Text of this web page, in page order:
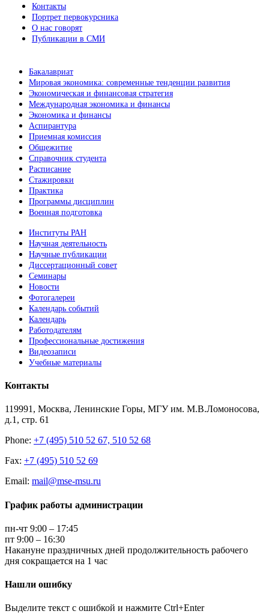
Контакты
Портрет первокурсника
О нас говорят
Публикации в СМИ
Бакалавриат
Мировая экономика: современные тенденции развития
Экономическая и финансовая стратегия
Международная экономика и финансы
Экономика и финансы
Аспирантура
Приемная комиссия
Общежитие
Справочник студента
Расписание
Стажировки
Практика
Программы дисциплин
Военная подготовка
Институты РАН
Научная деятельность
Научные публикации
Диссертационный совет
Семинары
Новости
Фотогалереи
Календарь событий
Календарь
Работодателям
Профессиональные достижения
Видеозаписи
Учебные материалы
Контакты
119991, Москва, Ленинские Горы, МГУ им. М.В.Ломоносова,
д.1, стр. 61
Phone: +7 (495) 510 52 67, 510 52 68
Fax: +7 (495) 510 52 69
Email: mail@mse-msu.ru
График работы администрации
пн-чт 9:00 – 17:45
пт 9:00 – 16:30
Накануне праздничных дней продолжительность рабочего
дня сокращается на 1 час
Нашли ошибку
Выделите текст с ошибкой и нажмите Ctrl+Enter